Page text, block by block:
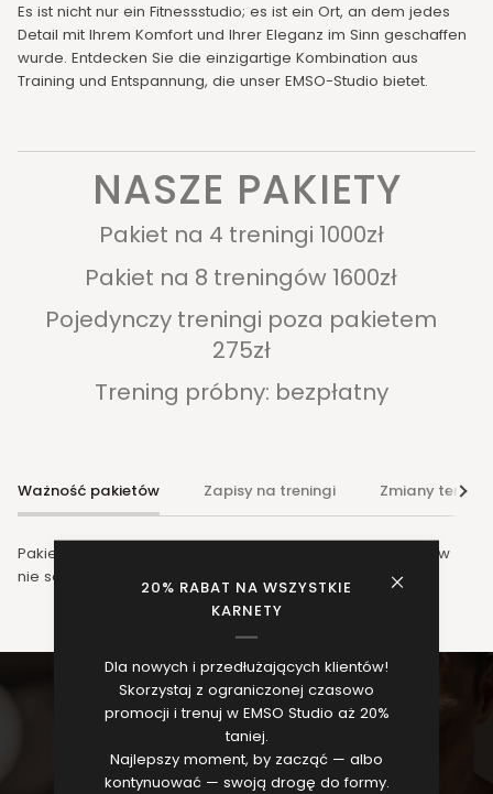
Es ist nicht nur ein Fitnessstudio; es ist ein Ort, an dem jedes
Detail mit Ihrem Komfort und Ihrer Eleganz im Sinn geschaffen
wurde. Entdecken Sie die einzigartige Kombination aus
Training und Entspannung, die unser EMSO-Studio bietet.
NASZE PAKIETY
Pakiet na 4 treningi 1000zł
Pakiet na 8 treningów 1600zł
Pojedynczy treningi poza pakietem
275zł
Trening próbny: bezpłatny
Ważność pakietów Zapisy na treningi Zmiany
Pakiety są miesięczne, niewykorzystane treningi z pakietów
nie są przenoszone na kolejny miesiąc.
20% RABAT NA WSZYSTKIE
KARNETY
Dla nowych i przedłużających klientów!
Skorzystaj z ograniczonej czasowo
promocji i trenuj w EMSO Studio aż 20%
taniej.
Najlepszy moment, by zacząć — albo
kontynuować — swoją drogę do formy.